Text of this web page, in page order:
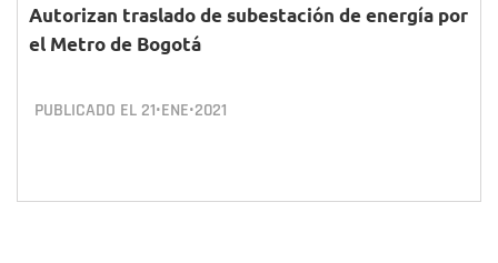
Autorizan traslado de subestación de energía por
el Metro de Bogotá
PUBLICADO EL 21•ENE•2021